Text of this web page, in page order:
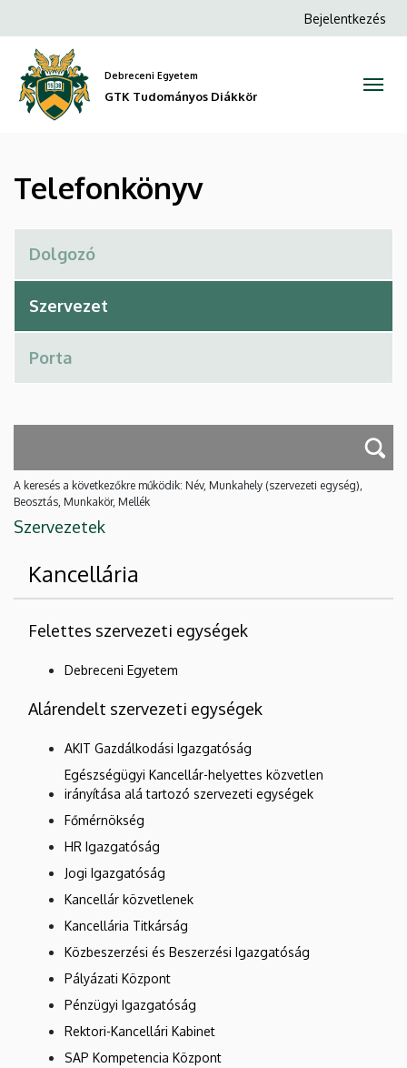
GTK
Tudományos
Diákkör
a
tartalomra
Anonim
Bejelentkezés
Debreceni Egyetem
GTK Tudományos Diákkör
Telefonkönyv
A keresés a következőkre működik: Név, Munkahely (szervezeti egység),
Beosztás, Munkakör, Mellék
Szervezetek
Kancellária
Felettes szervezeti egységek
Debreceni Egyetem
Alárendelt szervezeti egységek
AKIT Gazdálkodási Igazgatóság
Egészségügyi Kancellár-helyettes közvetlen
irányítása alá tartozó szervezeti egységek
Főmérnökség
HR Igazgatóság
Jogi Igazgatóság
Kancellár közvetlenek
Kancellária Titkárság
Közbeszerzési és Beszerzési Igazgatóság
Pályázati Központ
Pénzügyi Igazgatóság
Rektori-Kancellári Kabinet
SAP Kompetencia Központ